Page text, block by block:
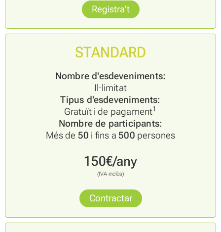
Registra't
STANDARD
Nombre d'esdeveniments:
Il·limitat
Tipus d'esdeveniments:
Gratuït i de pagament1
Nombre de participants:
Més de 50 i fins a500 persones
150€/any
(IVA inclòs)
Contractar